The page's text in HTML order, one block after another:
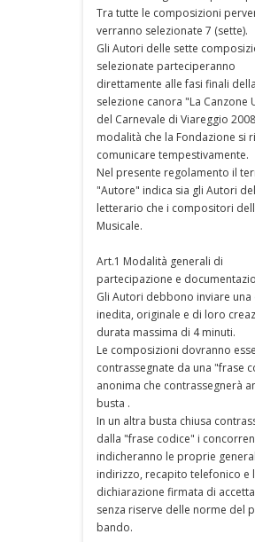
Tra tutte le composizioni
verranno selezionate 7 (sette).
Gli Autori delle sette
selezionate parteciperanno
direttamente alle fasi finali della
selezione canora "La Canzone
del Carnevale di Viareggio
modalità che la Fondazione si
comunicare tempestivamente.
Nel presente regolamento il
"Autore" indica sia gli Autori
letterario che i compositori
Musicale.
Art.1 Modalità generali di
partecipazione e
Gli Autori debbono inviare una
inedita, originale e di loro
durata massima di 4 minuti.
Le composizioni dovranno
contrassegnate da una "frase
anonima che contrassegnerà
busta .
In un altra busta chiusa
dalla "frase codice" i
indicheranno le proprie
indirizzo, recapito telefonico e
dichiarazione firmata di
senza riserve delle norme del
bando.